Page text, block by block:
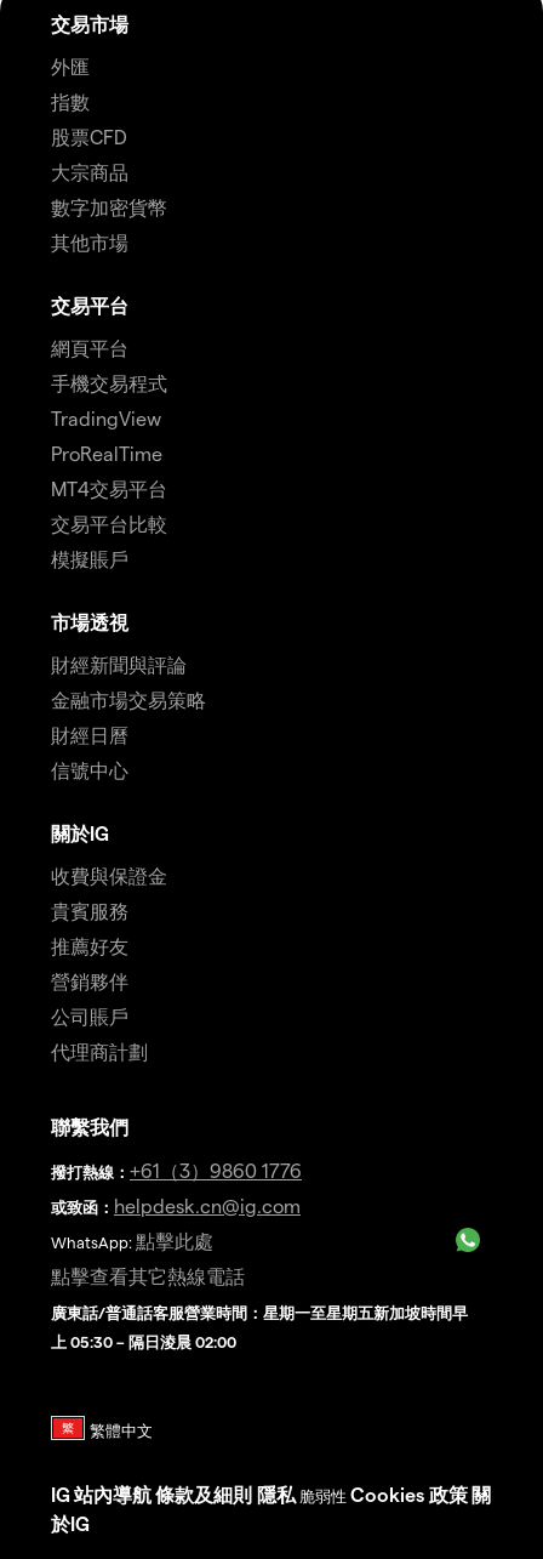
交易市場
外匯
指數
股票CFD
大宗商品
數字加密貨幣
其他市場
交易平台
網頁平台
手機交易程式
TradingView
ProRealTime
MT4交易平台
交易平台比較
模擬賬戶
市場透視
財經新聞與評論
金融市場交易策略
財經日曆
信號中心
關於IG
收費與保證金
貴賓服務
推薦好友
營銷夥伴
公司賬戶
代理商計劃
聯繫我們
撥打熱線 ： +61（3）9860 1776
或致函： helpdesk.cn@ig.com
WhatsApp: 點擊此處
點擊查看其它熱線電話
廣東話/普通話客服營業時間：星期一至星期五新加坡時間早
上 05:30 – 隔日淩晨 02:00
IG 站內導航條款及細則 隱私 脆弱性 Cookies 政策 關
於IG